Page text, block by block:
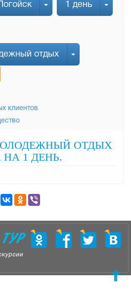
1 день
отдых
клиентов
ОТДЫХ
1 ДЕНЬ.